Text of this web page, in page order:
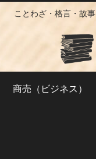
ことわざ・格言・故
商売（ビジネス）